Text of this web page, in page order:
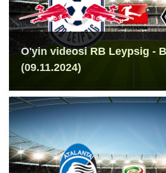
O'yin videosi RB Leypsig -
(09.11.2024)